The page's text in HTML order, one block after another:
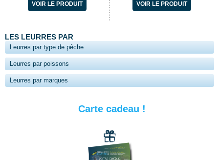
VOIR LE PRODUIT VOIR LE PRODUIT
LES LEURRES PAR
Leurres par type de pêche
Leurres par poissons
Leurres par marques
Carte cadeau !